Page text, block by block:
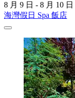
8 月 9 日 - 8 月 10 日
海灣假日 Spa 飯店